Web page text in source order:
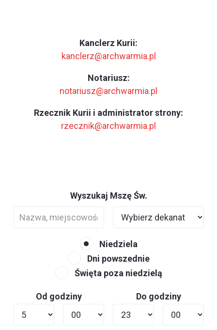
Kanclerz Kurii:
kanclerz@archwarmia.pl
Notariusz:
notariusz@archwarmia.pl
Rzecznik Kurii i administrator strony:
rzecznik@archwarmia.pl
Wyszukaj Mszę Św.
Niedziela
Dni powszednie
Święta poza niedzielą
Od godziny Do godziny